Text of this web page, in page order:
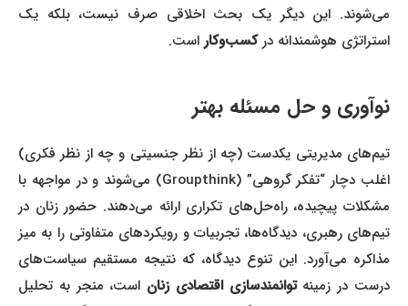
می‌شوند. این دیگر یک بحث اخلاقی صرف نیست، بلکه یک
استراتژی هوشمندانه درکسب‌وکاراست.
نوآوری و حل مسئله بهتر
تیم‌های مدیریتی یکدست (چه از نظر جنسیتی و چه از نظر فکری)
اغلب دچار “تفکر گروهی” (Groupthink) می‌شوند و در مواجهه با
مشکلات پیچیده، راه‌حل‌های تکراری ارائه می‌دهند. حضور زنان در
تیم‌های رهبری، دیدگاه‌ها، تجربیات و رویکردهای متفاوتی را به میز
مذاکره می‌آورد. این تنوع دیدگاه، که نتیجه مستقیم سیاست‌های
درست در زمینهتوانمندسازی اقتصادی زنان است، منجر به تحلیل